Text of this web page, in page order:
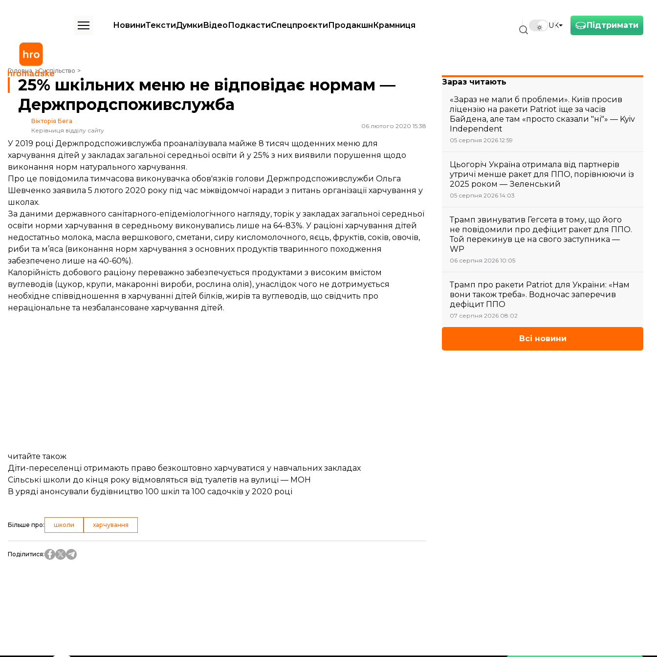
Підтримати
UK
НовиниТекстиДумкиВідеоПодкастиСпецпроєктиПродакшнКрамниця
Головна Суспільство
25% шкільних меню не відповідає нормам — Держпродспоживслужба
25% шкільних меню не відповідає нормам —
Держпродспоживслужба
Вікторія Бега
Керівниця відділу сайту
06 лютого 2020 15:38
У 2019 році Держпродспоживслужба проаналізувала майже 8 тисяч щоденних меню для
харчування дітей у закладах загальної середньої освіти й у 25% з них виявили порушення щодо
виконання норм натурального харчування.
Про це повідомила тимчасова виконувачка обов'язків голови Держпродспоживслужби Ольга
Шевченко заявила 5 лютого 2020 року під час міжвідомчої наради з питань організації харчування у
школах.
За даними державного санітарного-епідеміологічного нагляду, торік у закладах загальної середньої
освіти норми харчування в середньому виконувались лише на 64-83%. У раціоні харчування дітей
недостатньо молока, масла вершкового, сметани, сиру кисломолочного, яєць, фруктів, соків, овочів,
риби та м’яса (виконання норм харчування з основних продуктів тваринного походження
забезпечено лише на 40-60%).
Калорійність добового раціону переважно забезпечується продуктами з високим вмістом
вуглеводів (цукор, крупи, макаронні вироби, рослина олія), унаслідок чого не дотримується
необхідне співвідношення в харчуванні дітей білків, жирів та вуглеводів, що свідчить про
нераціональне та незбалансоване харчування дітей.
читайте також
Діти-переселенці отримають право безкоштовно харчуватися у навчальних закладах
Сільські школи до кінця року відмовляться від туалетів на вулиці — МОН
В уряді анонсували будівництво 100 шкіл та 100 садочків у 2020 році
Більше про: школи харчування
Поділитися:
Зараз читають
«Зараз не мали б проблеми». Київ просив
ліцензію на ракети Patriot іще за часів
Байдена, але там «просто сказали "ні"» — Kyiv
Independent
05 серпня 2026 12:59
Цьогоріч Україна отримала від партнерів
утричі менше ракет для ППО, порівнюючи із
2025 роком — Зеленський
05 серпня 2026 14:03
Трамп звинуватив Гегсета в тому, що його
не повідомили про дефіцит ракет для ППО.
Той перекинув це на свого заступника —
WP
06 серпня 2026 10:05
Трамп про ракети Patriot для України: «Нам
вони також треба». Водночас заперечив
дефіцит ППО
07 серпня 2026 08:02
Всі новини